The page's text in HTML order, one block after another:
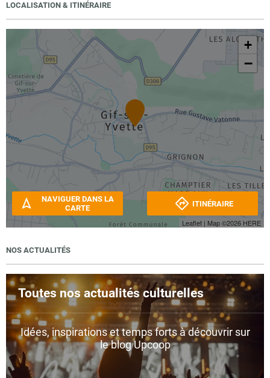
LOCALISATION & ITINÉRAIRE
+
−
Leaflet | Map ©2026 HERE
NAVIGUER DANS LA
CARTE
ITINÉRAIRE
NOS ACTUALITÉS
Toutes nos actualités culturelles
Idées, inspirations et temps forts à découvrir sur
le blog Upcoop